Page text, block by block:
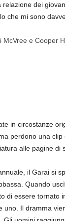
relazione dei
che mi sono
McVree e Cooper
in circostanze
perdono una clip
alle pagine di
il Garai si
Quando
di essere tornato
uno. Il dramma